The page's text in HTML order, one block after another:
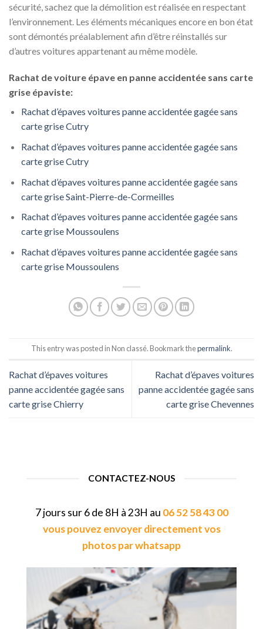
sécurité, sachez que la démolition est réalisée en respectant
l’environnement. Les éléments mécaniques encore en bon état
sont démontés préalablement afin d’être réinstallés sur
d’autres voitures appartenant au même modèle.
Rachat de voiture épave en panne accidentée sans carte
grise épaviste:
Rachat d’épaves voitures panne accidentée gagée sans
carte grise Cutry
Rachat d’épaves voitures panne accidentée gagée sans
carte grise Cutry
Rachat d’épaves voitures panne accidentée gagée sans
carte grise Saint-Pierre-de-Cormeilles
Rachat d’épaves voitures panne accidentée gagée sans
carte grise Moussoulens
Rachat d’épaves voitures panne accidentée gagée sans
carte grise Moussoulens
This entry was posted in Non classé. Bookmark thepermalink.
Rachat d’épaves voitures
panne accidentée gagée sans
carte grise Chierry
Rachat d’épaves voitures
panne accidentée gagée sans
carte grise Chevennes
CONTACTEZ-NOUS
7 jours sur 6 de 8H à 23H au 06 52 58 43 00
vous pouvez envoyer directement vos
photos par whatsapp